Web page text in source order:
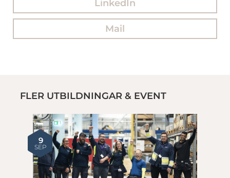
LinkedIn
Mail
FLER UTBILDNINGAR & EVENT
9
SEP